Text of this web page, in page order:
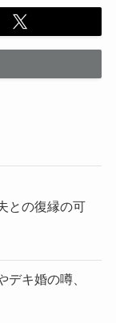
との復縁の可
キ婚の噂、